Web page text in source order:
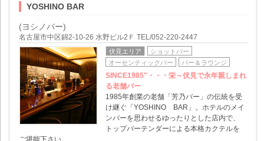
YOSHINO BAR
(ヨシノバー)
名古屋市中区錦2-10-26 水野ビル2Ｆ TEL/052-220-2447
伏見エリア
ショットバー
オーセンティックバー
バー＆ラウンジ
SINCE1985"・・・栄～伏見で永年親しまれ
る老舗バー
1985年創業の老舗「芳乃バー」の伝統を受
け継ぐ「YOSHINO BAR」。ホテルのメイ
ンバーを思わせるゆったりとした店内で、
トップバーテンダーによる本格カクテルを
ご堪能下さい。